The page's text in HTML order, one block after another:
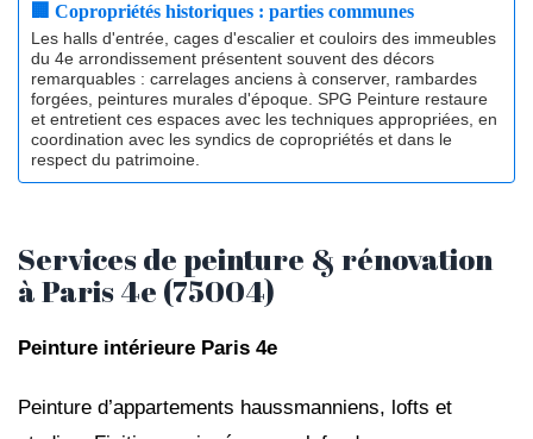
🏢 Copropriétés historiques : parties communes
Les halls d'entrée, cages d'escalier et couloirs des immeubles
du 4e arrondissement présentent souvent des décors
remarquables : carrelages anciens à conserver, rambardes
forgées, peintures murales d'époque. SPG Peinture restaure
et entretient ces espaces avec les techniques appropriées, en
coordination avec les syndics de copropriétés et dans le
respect du patrimoine.
Services de peinture & rénovation
à Paris 4e (75004)
Peinture intérieure Paris 4e
Peinture d’appartements haussmanniens, lofts et